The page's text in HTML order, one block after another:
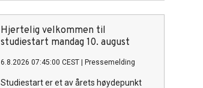
Hjertelig velkommen til
studiestart mandag 10. august
6.8.2026 07:45:00 CEST Pressemelding
Studiestart er et av årets høydepunkt